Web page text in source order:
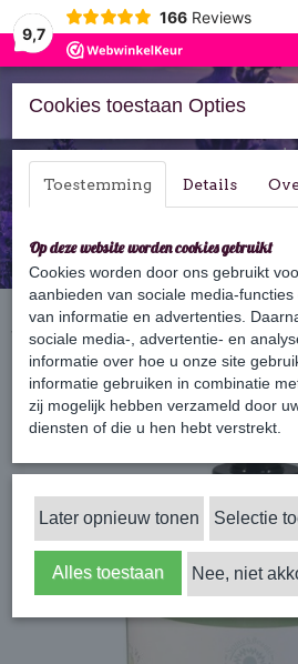
9,7
166 Reviews
Home › Verzorging › Vloeibare zeep ›
Vera
Cookies toestaan Opties
Toestemming Details
Op deze website worden cookies gebruikt
Cookies worden door ons gebruikt
aanbieden van sociale media-
van informatie en advertenties.
sociale media-, advertentie- en
informatie over hoe u onze site
informatie gebruiken in combinatie
zij mogelijk hebben verzameld door
diensten of die u hen hebt verstrekt.
Later opnieuw tonen Selectie
Alles toestaan Nee, niet